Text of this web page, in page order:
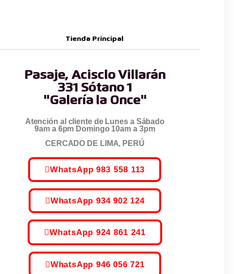
Tienda Principal
Pasaje, Acisclo Villarán
331 Sótano 1
"Galería la Once"
Atención al cliente de Lunes a Sábado
9am a 6pm Domingo 10am a 3pm
CERCADO DE LIMA, PERÚ
WhatsApp 983 558 113
WhatsApp 934 902 124
WhatsApp 924 861 241
WhatsApp 946 056 721